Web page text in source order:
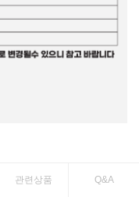
관련상품 Q&A